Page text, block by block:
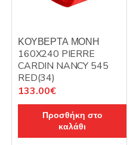
ΚΟΥΒΕΡΤΑ ΜΟΝΗ
160X240 PIERRE
CARDIN NANCY 545
RED(34)
133.00€
Προσθήκη στο
καλάθι